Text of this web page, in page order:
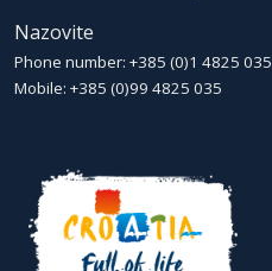
Nazovite
Phone number: +385 (0)1 4825 035
Mobile: +385 (0)99 4825 035